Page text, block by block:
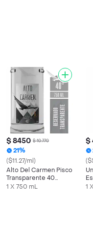
$ 8450 $ 10.770
21%
($11.27/ml)
Alto Del Carmen Pisco
Transparente 40
Grados 750 cc
1 X 750 mL
$
cc
1